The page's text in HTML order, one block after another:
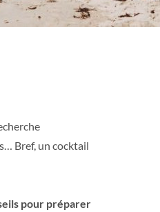
Bref, un cocktail
pour préparer